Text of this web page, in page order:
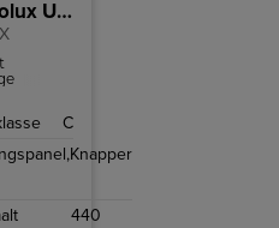
Electrolux Udtræksemhætte
C
Knapper
440